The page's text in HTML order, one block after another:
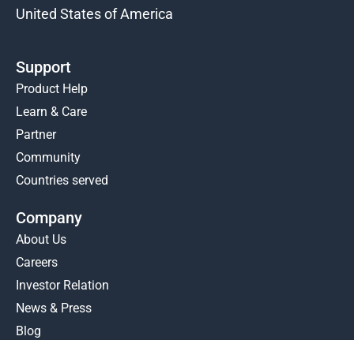
United States of America
Support
Product Help
Learn & Care
Partner
Community
Countries served
Company
About Us
Careers
Investor Relation
News & Press
Blog